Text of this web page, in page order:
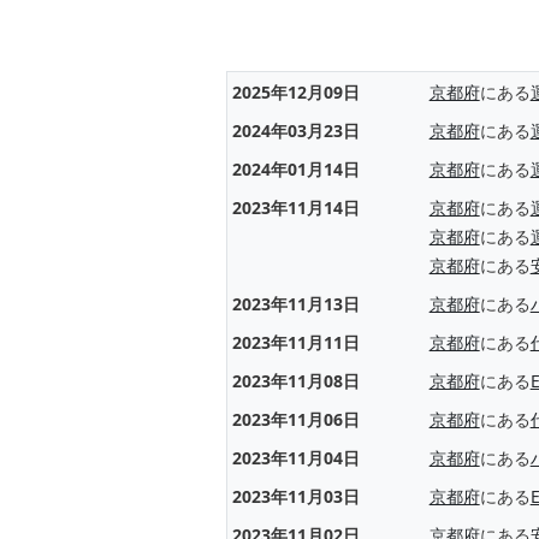
2025年12月09日 京都府にある
2024年03月23日
京都府にある
2024年01月14日
京都府にある
2023年11月14日
京都府にある
京都府にある
京都府にある
2023年11月13日
京都府にある
2023年11月11日
京都府にある
2023年11月08日
京都府にある
2023年11月06日
京都府にある
2023年11月04日
京都府にある
2023年11月03日
京都府にある
2023年11月02日
京都府にある